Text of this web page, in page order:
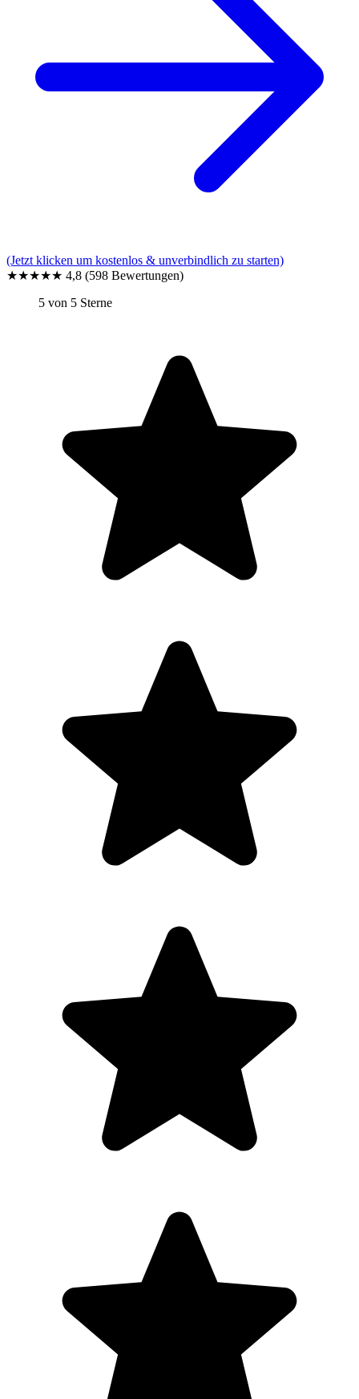
(Jetzt klicken um kostenlos & unverbindlich zu starten)
★★★★★ 4,8 (598 Bewertungen)
5 von 5 Sterne